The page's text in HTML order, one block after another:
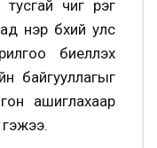
чиг үүрэг
нэр бүхий улс
биелүүлэх
байгууллагыг
ашиглахаар